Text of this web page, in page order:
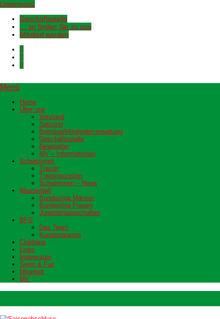
Untermenü
Geschäftsstelle
… so finden Sie zu uns
Mitglied werden
Menü
Home
Über uns
Vorstand
Satzung
Beiträge/Mitgliederverwaltung
Geschäftsstelle
Newsletter
MV – Informationen
Schwimmen
Trainer
Trainingszeiten
Schwimmen – News
Wasserball
Bundesliga Männer
Bundesliga Frauen
Jugendmannschaften
BFG
Das Team
Kursprogramm
Clubhaus
Links
Impressum
Swim & Fun
Mitarbeit
MV